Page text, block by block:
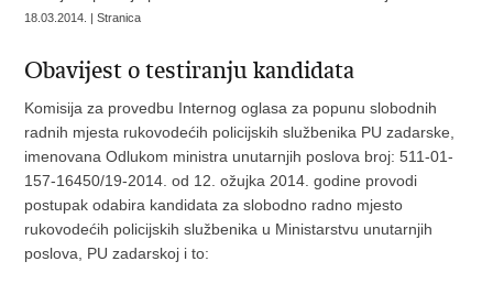
18.03.2014. | Stranica
Obavijest o testiranju kandidata
Komisija za provedbu Internog oglasa za popunu slobodnih
radnih mjesta rukovodećih policijskih službenika PU zadarske,
imenovana Odlukom ministra unutarnjih poslova broj: 511-01-
157-16450/19-2014. od 12. ožujka 2014. godine provodi
postupak odabira kandidata za slobodno radno mjesto
rukovodećih policijskih službenika u Ministarstvu unutarnjih
poslova, PU zadarskoj i to: